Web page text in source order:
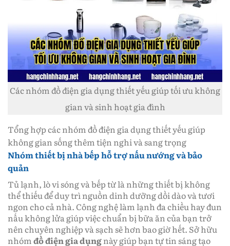
Các nhóm đồ điện gia dụng thiết yếu giúp tối ưu không
gian và sinh hoạt gia đình
Tổng hợp các nhóm đồ điện gia dụng thiết yếu giúp
không gian sống thêm tiện nghi và sang trọng
Nhóm thiết bị nhà bếp hỗ trợ nấu nướng và bảo
quản
Tủ lạnh, lò vi sóng và bếp từ là những thiết bị không
thể thiếu để duy trì nguồn dinh dưỡng dồi dào và tươi
ngon cho cả nhà. Công nghệ làm lạnh đa chiều hay đun
nấu không lửa giúp việc chuẩn bị bữa ăn của bạn trở
nên chuyên nghiệp và sạch sẽ hơn bao giờ hết. Sở hữu
nhómđồ điện gia dụngnày giúp bạn tự tin sáng tạo